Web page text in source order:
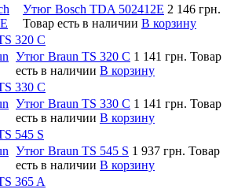
Утюг Bosch TDA 502412E 2 146 грн.
Товар есть в наличии В корзину
320 C
Утюг Braun TS 320 C 1 141 грн. Товар
есть в наличии В корзину
330 C
Утюг Braun TS 330 C 1 141 грн. Товар
есть в наличии В корзину
545 S
Утюг Braun TS 545 S 1 937 грн. Товар
есть в наличии В корзину
365 A